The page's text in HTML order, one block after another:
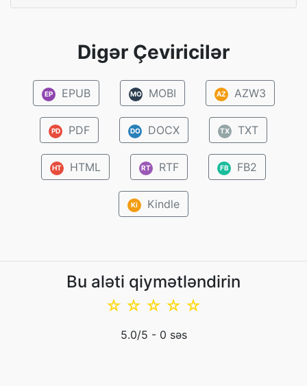
Digər Çeviricilər
EP EPUB MO MOBI AZ AZW3
PD PDF DO DOCX TX TXT
HT HTML RT RTF FB FB2
Ki Kindle
Bu aləti qiymətləndirin
☆
☆
☆
☆
☆
5.0/5 - 0 səs